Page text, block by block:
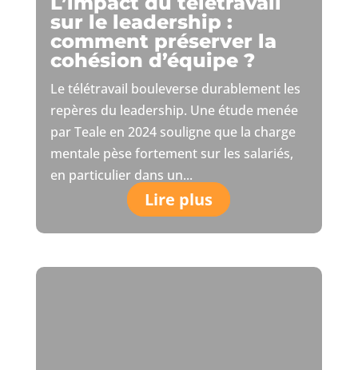
sur le leadership :
comment préserver la
cohésion d’équipe ?
Le télétravail bouleverse durablement les
repères du leadership. Une étude menée
par Teale en 2024 souligne que la charge
mentale pèse fortement sur les salariés,
en particulier dans un...
Lire plus